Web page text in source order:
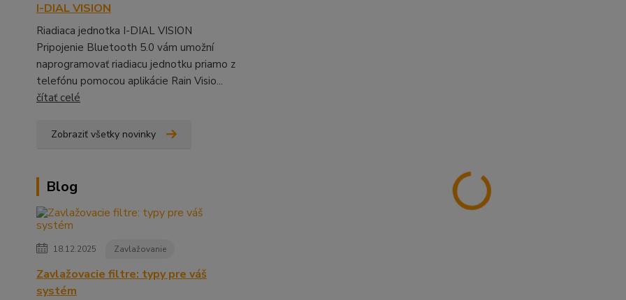
I-DIAL VISION
Riadiaca jednotka I-DIAL VISION
Pripojenie Bluetooth 5.0 vám umožní
naprogramovať riadiacu jednotku priamo z
telefónu pomocou aplikácie Rain Visio...
čítať celé
Zobraziť všetky novinky
Blog
18.12.2025 Zavlažovanie
Zavlažovacie filtre: typy pre váš
systém